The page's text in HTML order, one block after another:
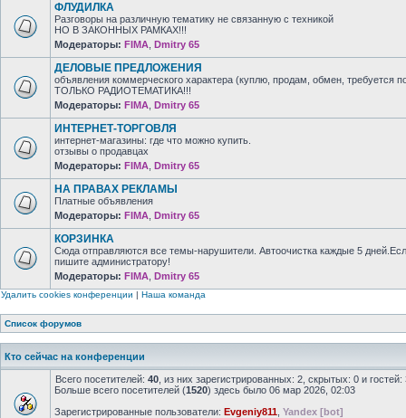
ФЛУДИЛКА
Разговоры на различную тематику не связанную с техникой
НО В ЗАКОННЫХ РАМКАХ!!!
Модераторы: FIMA Dmitry 65
ДЕЛОВЫЕ ПРЕДЛОЖЕНИЯ
объявления коммерческого характера (куплю, продам, обмен, требуется
ТОЛЬКО РАДИОТЕМАТИКА!!!
Модераторы: FIMA Dmitry 65
ИНТЕРНЕТ-ТОРГОВЛЯ
интернет-магазины: где что можно купить.
отзывы о продавцах
Модераторы: FIMA Dmitry 65
НА ПРАВАХ РЕКЛАМЫ
Платные объявления
Модераторы: FIMA Dmitry 65
КОРЗИНКА
Сюда отправляются все темы-нарушители. Автоочистка каждые 5
пишите администратору!
Модераторы: FIMA Dmitry 65
Удалить cookies конференции | Наша команда
Список форумов
Кто сейчас на конференции
Всего посетителей: 40 , из них зарегистрированных: 2, скрытых: 0 и
Больше всего посетителей (1520) здесь было 06 мар 2026, 02:03
Зарегистрированные пользователи: Evgeniy811 Yandex [bot]